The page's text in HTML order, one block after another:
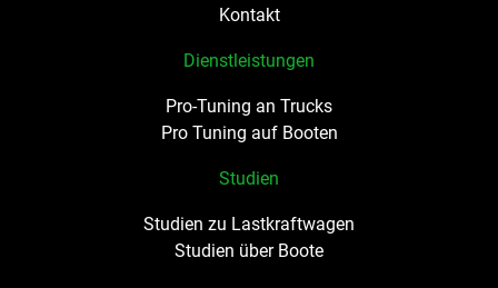
Kontakt
Dienstleistungen
Pro-Tuning an Trucks
Pro Tuning auf Booten
Studien
Studien zu Lastkraftwagen
Studien über Boote